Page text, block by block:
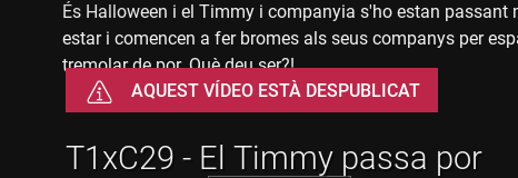
AQUEST VÍDEO ESTÀ DESPUBLICAT
T1xC29 - El Timmy passa por
És Halloween i el Timmy i companyia s'ho estan
estar i comencen a fer bromes als seus companys per
tremolar de por. Què deu ser?!